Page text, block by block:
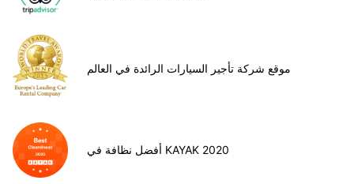
موقع شركة تأجير السيارات الرائدة في العالم
أفضل نظافة في KAYAK 2020